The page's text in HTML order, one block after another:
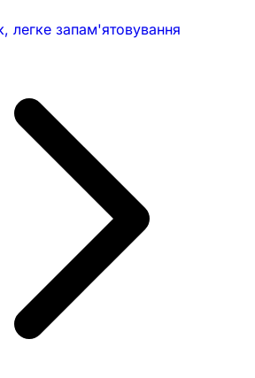
легке запам'ятовування